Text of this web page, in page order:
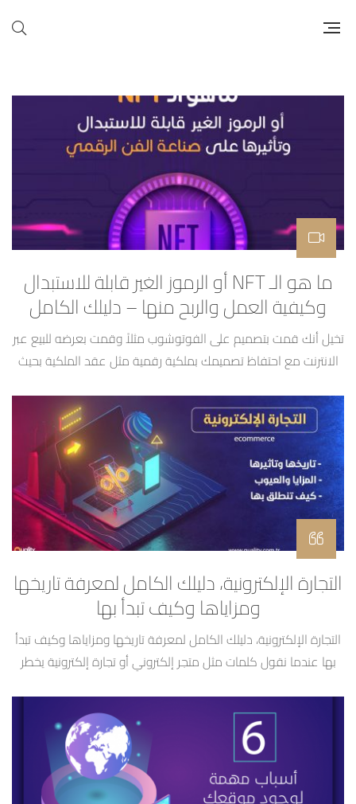
ما هو الـ NFT أو الرموز الغير قابلة للاستبدال
وكيفية العمل والربح منها – دليلك الكامل
تخيل أنك قمت بتصميم على الفوتوشوب مثلاً وقمت بعرضه للبيع عبر
الانترنت مع احتفاظ تصميمك بملكية رقمية مثل عقد الملكية بحيث
الانترنت وهي لك وبإمكانك بيعها وبيع التصميم لمن أردت هذا هو
ببساطة كبيرة مفهوم الـ NFT أو NON FUNGIBLE TOKEN أو الرموز
الغير […]
التجارة الإلكترونية، دليلك الكامل لمعرفة تاريخها
ومزاياها وكيف تبدأ بها
التجارة الإلكترونية، دليلك الكامل لمعرفة تاريخها ومزاياها وكيف تبدأ
بها عندما نقول كلمات مثل متجر إلكتروني أو تجارة إلكترونية يخطر
سنة ونستطيع تطبيقه على كل المجالات وليس فقط ما اعتدنا عليه
من شراء الألبسة وإكسسوار […]